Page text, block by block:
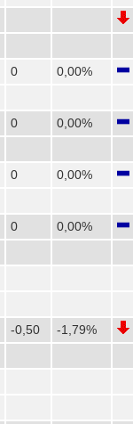
0
0,00%
0
0,00%
0
0,00%
0
0,00%
-0,50
-1,79%